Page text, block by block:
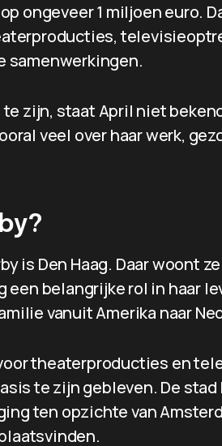
ongeveer 1 miljoen euro.
samenwerkingen.
zijn, staat April niet
veel over haar werk,
is Den Haag. Daar woont
een belangrijke rol in haar
vanuit Amerika naar
theaterproducties en
te zijn gebleven. De
ten opzichte van